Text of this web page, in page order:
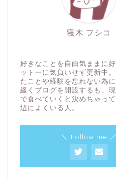
寝木 フシコ
好きなことを自由気ままに
ットーに気負いせず更新中
たことや経験を忘れない為
緩くブログを開設するも、
で食べていくと決めちゃっ
辺によくいる人。
＼ Follow me ／